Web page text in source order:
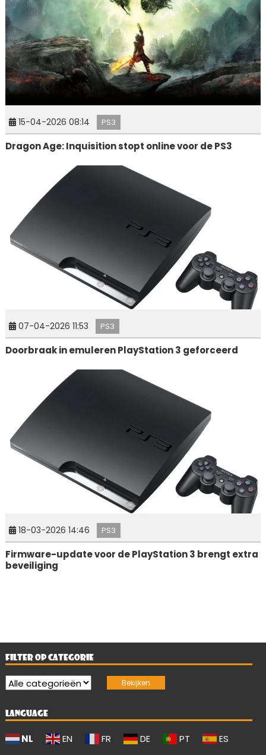
15-04-2026 08:14 PS3
Dragon Age: Inquisition stopt online voor de PS3
07-04-2026 11:53 PS3
Doorbraak in emuleren PlayStation 3 geforceerd
18-03-2026 14:46 PS3
Firmware-update voor de PlayStation 3 brengt extra
beveiliging
FILTER OP CATEGORIE
LANGUAGE
NL EN FR DE PT ES